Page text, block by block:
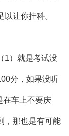
让你挂科。
1）就是考试没
分，如果没听
在车上不要庆
，那也是有可能